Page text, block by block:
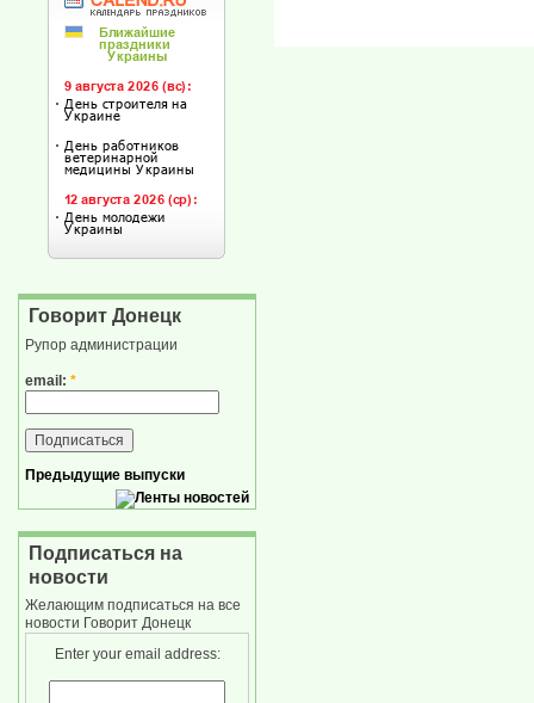
Говорит Донецк
Рупор администрации
email: *
Предыдущие выпуски
Подписаться на
новости
Желающим подписаться на все
новости Говорит Донецк
Enter your email address: